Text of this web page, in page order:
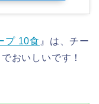
プ 10食 』は、チー
おいしいです！